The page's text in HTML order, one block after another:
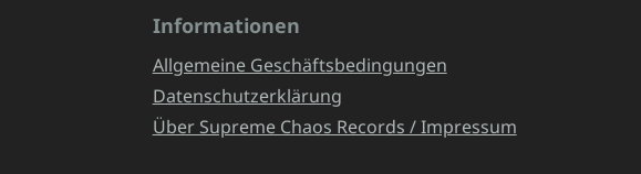
Informationen
Allgemeine Geschäftsbedingungen
Datenschutzerklärung
Über Supreme Chaos Records / Impressum